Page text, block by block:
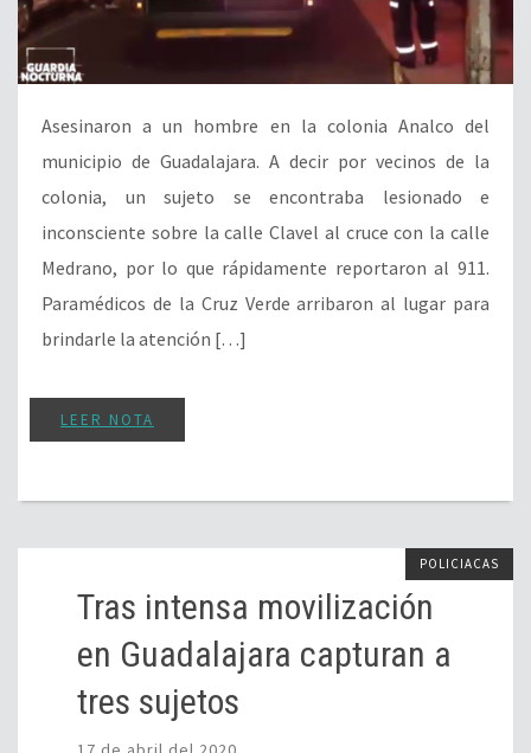
Asesinaron a un hombre en la colonia Analco del
municipio de Guadalajara. A decir por vecinos de la
colonia, un sujeto se encontraba lesionado e
inconsciente sobre la calle Clavel al cruce con la calle
Medrano, por lo que rápidamente reportaron al 911.
Paramédicos de la Cruz Verde arribaron al lugar para
brindarle la atención […]
LEER NOTA
POLICIACAS
Tras intensa movilización
en Guadalajara capturan a
tres sujetos